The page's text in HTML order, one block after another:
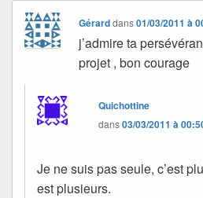
Gérarddans01/03/2011 à
j’admire ta
projet , bon courage
Quichottine
dans03/03/2011 à
Je ne suis pas seule, c’est
est plusieurs.